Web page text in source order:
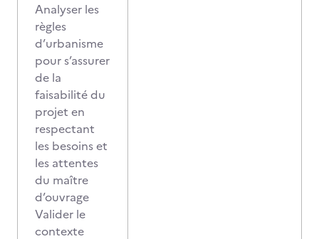
Analyser les
règles
d’urbanisme
pour s’assurer
de la
faisabilité du
projet en
respectant
les besoins et
les attentes
du maître
d’ouvrage
Valider le
contexte